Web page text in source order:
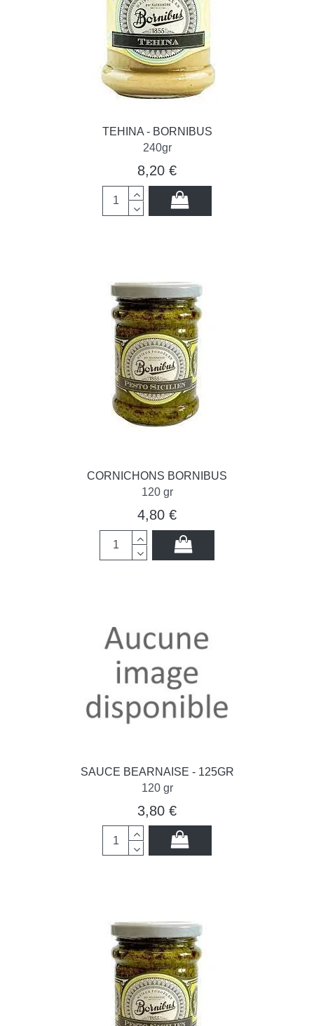
TEHINA - BORNIBUS
240gr
8,20 €
CORNICHONS BORNIBUS
120 gr
4,80 €
SAUCE BEARNAISE - 125GR
120 gr
3,80 €